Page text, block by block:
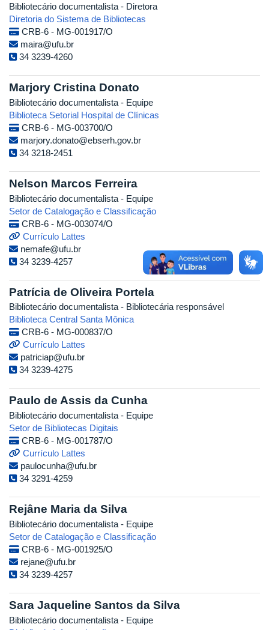
Bibliotecário documentalista - Diretora
Diretoria do Sistema de Bibliotecas
CRB-6 - MG-001917/O
maira@ufu.br
34 3239-4260
Marjory Cristina Donato
Bibliotecário documentalista - Equipe
Biblioteca Setorial Hospital de Clínicas
CRB-6 - MG-003700/O
marjory.donato@ebserh.gov.br
34 3218-2451
Nelson Marcos Ferreira
Bibliotecário documentalista - Equipe
Setor de Catalogação e Classificação
CRB-6 - MG-003074/O
Currículo Lattes
nemafe@ufu.br
34 3239-4257
Patrícia de Oliveira Portela
Bibliotecário documentalista - Bibliotecária responsável
Biblioteca Central Santa Mônica
CRB-6 - MG-000837/O
Currículo Lattes
patriciap@ufu.br
34 3239-4275
Paulo de Assis da Cunha
Bibliotecário documentalista - Equipe
Setor de Bibliotecas Digitais
CRB-6 - MG-001787/O
Currículo Lattes
paulocunha@ufu.br
34 3291-4259
Rejâne Maria da Silva
Bibliotecário documentalista - Equipe
Setor de Catalogação e Classificação
CRB-6 - MG-001925/O
rejane@ufu.br
34 3239-4257
Sara Jaqueline Santos da Silva
Bibliotecário documentalista - Equipe